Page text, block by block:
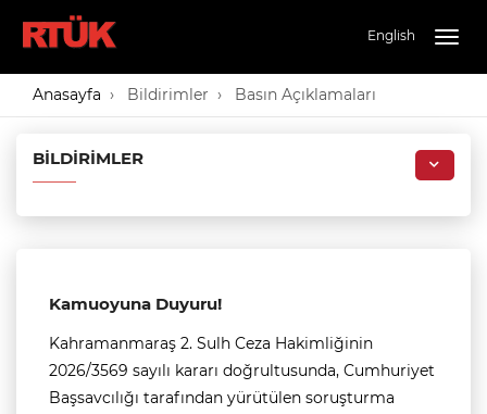
English
Anasayfa Bildirimler Basın Açıklamaları
BILDIRIMLER
Kamuoyuna Duyuru!
Kahramanmaraş 2. Sulh Ceza Hakimliğinin
2026/3569 sayılı kararı doğrultusunda, Cumhuriyet
Başsavcılığı tarafından yürütülen soruşturma